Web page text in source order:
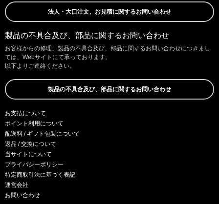
法人・大口注文、お見積に関するお問い合わせ
製品の不具合及び、部品に関するお問い合わせ
お客様からの修理、製品の不具合及び、部品に関するお問い合わせにつきまし
ては、Webサイトにて承っております。
以下よりご連絡ください。
製品の不具合及び、部品に関するお問い合わせ
お支払について
ポイント利用について
配送料 / ギフト包装について
返品 / 交換について
当サイトについて
プライバシーポリシー
特定商取引法に基づく表記
運営会社
お問い合わせ